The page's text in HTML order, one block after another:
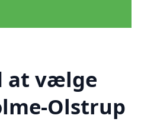
at vælge
Olstrup